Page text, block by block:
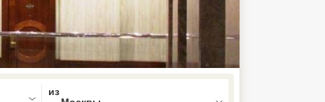
, press Down to open the menu,